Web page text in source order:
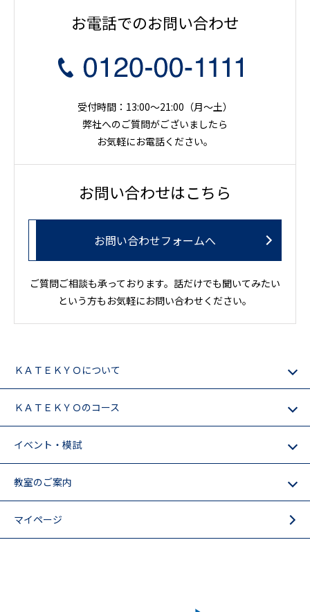
お電話でのお問い合わせ
受付時間：13:00～21:00（月〜土）
弊社へのご質問がございましたら
お気軽にお電話ください。
お問い合わせはこちら
お問い合わせフォームへ
ご質問ご相談も承っております。話だけでも聞いてみたい
という方もお気軽にお問い合わせください。
ＫＡＴＥＫＹＯについて
ＫＡＴＥＫＹＯのコース
イベント・模試
教室のご案内
マイページ